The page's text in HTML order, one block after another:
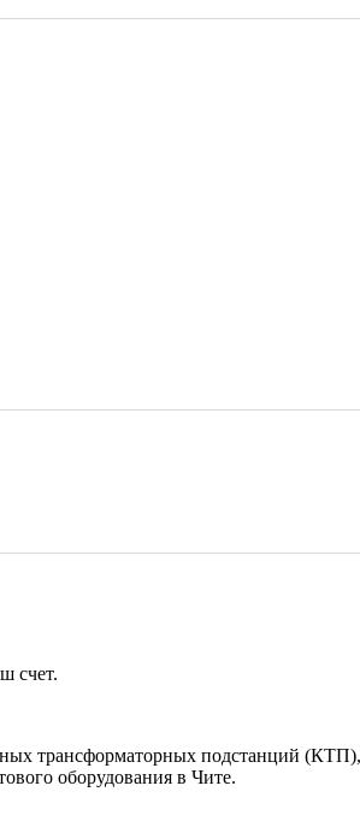
счет.
трансформаторных подстанций
оборудования в Чите.